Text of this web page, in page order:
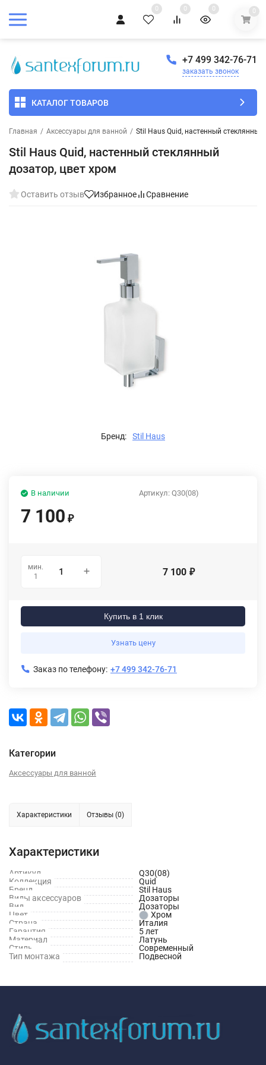
0 0 0 0
+7 499 342-76-71
заказать звонок
КАТАЛОГ ТОВАРОВ
Главная / Аксессуары для ванной / Stil Haus Quid, настенный стеклянный
Stil Haus Quid, настенный стеклянный
дозатор, цвет хром
Оставить отзыв Избранное Сравнение
Бренд: Stil Haus
Артикул: Q30(08)
В наличии
7 100 ₽
мин.
1
7 100 ₽
Купить в 1 клик
Узнать цену
Заказ по телефону: +7 499 342-76-71
Категории
Аксессуары для ванной
Характеристики Отзывы (0)
Характеристики
Артикул
Q30(08)
Коллекция
Quid
Бренд
Stil Haus
Виды аксессуаров
Дозаторы
Вид
Дозаторы
Цвет
Хром
Страна
Италия
Гарантия
5 лет
Материал
Латунь
Стиль
Современный
Тип монтажа
Подвесной